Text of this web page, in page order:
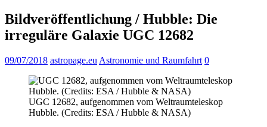
Bildveröffentlichung / Hubble: Die
irreguläre Galaxie UGC 12682
09/07/2018 astropage.eu Astronomie und Raumfahrt 0
UGC 12682, aufgenommen vom Weltraumteleskop
Hubble. (Credits: ESA / Hubble & NASA)